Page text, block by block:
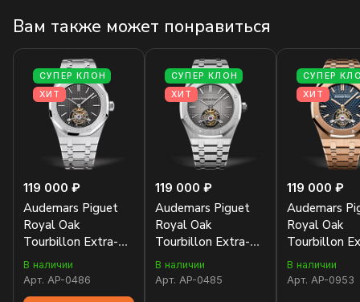
Вам также может понравиться
СУПЕР КЛОН
ХИТ
119 000 ₽
Audemars Piguet
Royal Oak
Tourbillon Extra-
Thin
26512ST.OO.1220ST.01
В наличии
Арт. AP-0486
СУПЕР КЛОН
ХИТ
119 000 ₽
Audemars Piguet
Royal Oak
Tourbillon Extra-
Thin Openworked
26510PT.OO.1220PT.01
В наличии
Арт. AP-0485
СУПЕР
ХИТ
119 000 ₽
Audemars
Royal Oak
Tourbillon
Thin
В наличии
Арт. AP-0953